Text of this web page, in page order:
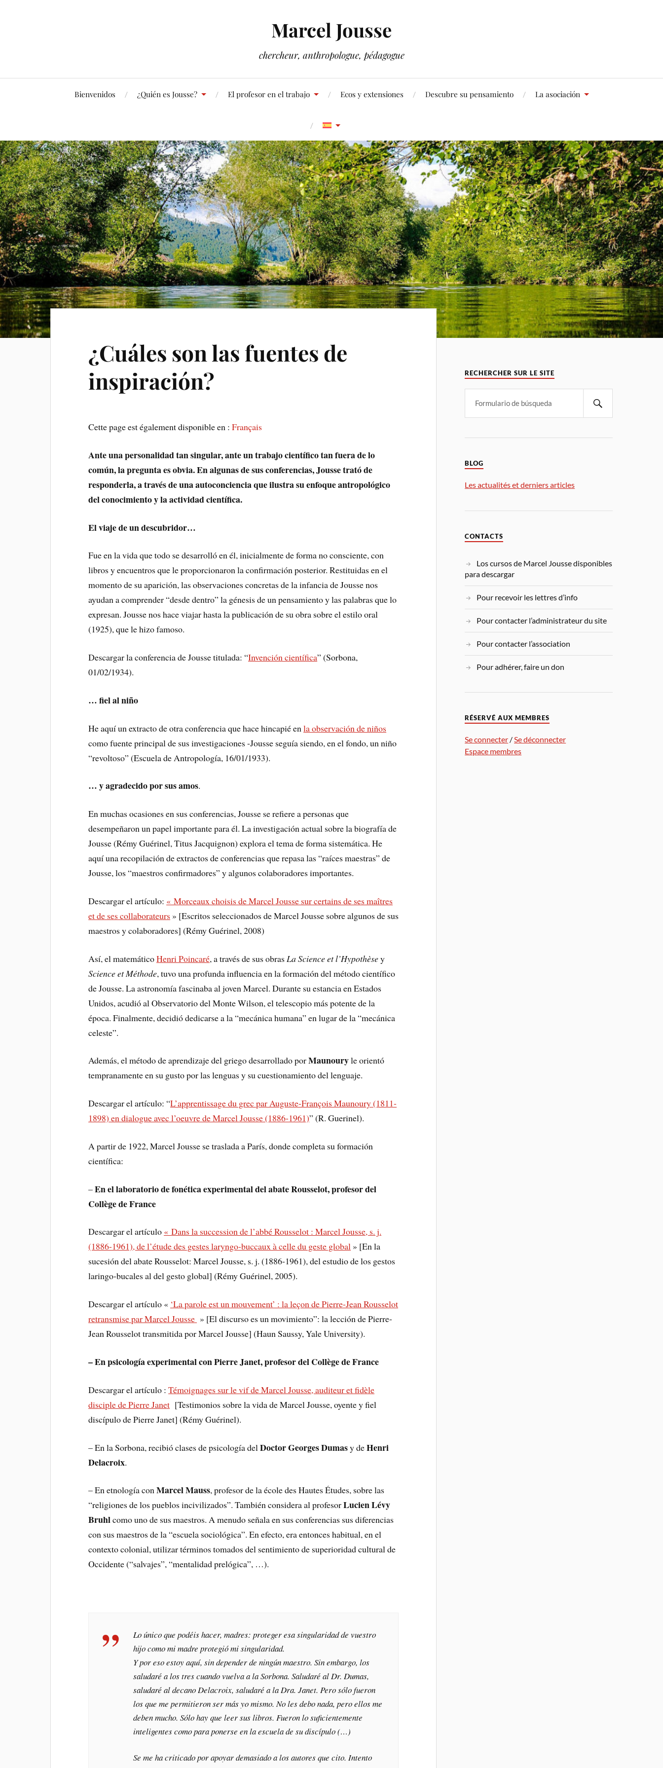
Marcel Jousse
chercheur, anthropologue, pédagogue
Bienvenidos ¿Quién es Jousse? El profesor en el trabajo Ecos y extensiones Descubre su pensamiento La asociación
¿Cuáles son las fuentes de
inspiración?
Cette page est également disponible en :Français
Ante una personalidad tan singular, ante un trabajo científico tan fuera de lo
común, la pregunta es obvia. En algunas de sus conferencias, Jousse trató de
responderla, a través de una autoconciencia que ilustra su enfoque antropológico
del conocimiento y la actividad científica.
El viaje de un descubridor…
Fue en la vida que todo se desarrolló en él, inicialmente de forma no consciente, con
libros y encuentros que le proporcionaron la confirmación posterior. Restituidas en el
momento de su aparición, las observaciones concretas de la infancia de Jousse nos
ayudan a comprender “desde dentro” la génesis de un pensamiento y las palabras que lo
expresan. Jousse nos hace viajar hasta la publicación de su obra sobre el estilo oral
(1925), que le hizo famoso.
Descargar la conferencia de Jousse titulada: “Invención científica” (Sorbona,
01/02/1934).
… fiel al niño
He aquí un extracto de otra conferencia que hace hincapié enla observación de niños
como fuente principal de sus investigaciones -Jousse seguía siendo, en el fondo, un niño
“revoltoso” (Escuela de Antropología, 16/01/1933).
… y agradecido por sus amos.
En muchas ocasiones en sus conferencias, Jousse se refiere a personas que
desempeñaron un papel importante para él. La investigación actual sobre la biografía de
Jousse (Rémy Guérinel, Titus Jacquignon) explora el tema de forma sistemática. He
aquí una recopilación de extractos de conferencias que repasa las “raíces maestras” de
Jousse, los “maestros confirmadores” y algunos colaboradores importantes.
Descargar el artículo: «Morceaux choisis de Marcel Jousse sur certains de ses maîtres
et de ses collaborateurs » [Escritos seleccionados de Marcel Jousse sobre algunos de sus
maestros y colaboradores] (Rémy Guérinel, 2008)
Así, el matemáticoHenri Poincaré, a través de sus obras La Science et l’Hypothèsey
Science et Méthode, tuvo una profunda influencia en la formación del método científico
de Jousse. La astronomía fascinaba al joven Marcel. Durante su estancia en Estados
Unidos, acudió al Observatorio del Monte Wilson, el telescopio más potente de la
época. Finalmente, decidió dedicarse a la “mecánica humana” en lugar de la “mecánica
celeste”.
Además, el método de aprendizaje del griego desarrollado porMaunouryle orientó
tempranamente en su gusto por las lenguas y su cuestionamiento del lenguaje.
Descargar el artículo: “L’apprentissage du grec par Auguste-François Maunoury (1811-
1898) en dialogue avec l’oeuvre de Marcel Jousse (1886-1961)” (R. Guerinel).
A partir de 1922, Marcel Jousse se traslada a París, donde completa su formación
científica:
–En el laboratorio de fonética experimental del abate Rousselot, profesor del
Collège de France
Descargar el artículo «Dans la succession de l’abbé Rousselot : Marcel Jousse, s. j.
(1886-1961), de l’étude des gestes laryngo-buccaux à celle du geste global » [En la
sucesión del abate Rousselot: Marcel Jousse, s. j. (1886-1961), del estudio de los gestos
laringo-bucales al del gesto global] (Rémy Guérinel, 2005).
Descargar el artículo « ‘La parole est un mouvement’ : la leçon de Pierre-Jean Rousselot
retransmise par Marcel Jousse » [El discurso es un movimiento”: la lección de Pierre-
Jean Rousselot transmitida por Marcel Jousse] (Haun Saussy, Yale University).
– En psicología experimental con Pierre Janet, profesor del Collège de France
Descargar el artículo :Témoignages sur le vif de Marcel Jousse, auditeur et fidèle
disciple de Pierre Janet [Testimonios sobre la vida de Marcel Jousse, oyente y fiel
discípulo de Pierre Janet] (Rémy Guérinel).
– En la Sorbona, recibió clases de psicología delDoctor Georges Dumasy deHenri
Delacroix.
– En etnología conMarcel Mauss, profesor de la école des Hautes Études, sobre las
“religiones de los pueblos incivilizados”. También considera al profesorLucien Lévy
Bruhlcomo uno de sus maestros. A menudo señala en sus conferencias sus diferencias
con sus maestros de la “escuela sociológica”. En efecto, era entonces habitual, en el
contexto colonial, utilizar términos tomados del sentimiento de superioridad cultural de
Occidente (“salvajes”, “mentalidad prelógica”, …).
Lo único que podéis hacer, madres: proteger esa singularidad de vuestro
hijo como mi madre protegió mi singularidad.
Y por eso estoy aquí, sin depender de ningún maestro. Sin embargo, los
saludaré a los tres cuando vuelva a la Sorbona. Saludaré al Dr. Dumas,
saludaré al decano Delacroix, saludaré a la Dra. Janet. Pero sólo fueron
los que me permitieron ser más yo mismo. No les debo nada, pero ellos me
deben mucho. Sólo hay que leer sus libros. Fueron lo suficientemente
inteligentes como para ponerse en la escuela de su discípulo (…)
Se me ha criticado por apoyar demasiado a los autores que cito. Intento
RECHERCHER SUR LE SITE
BLOG
Les actualités et derniers articles
CONTACTS
Los cursos de Marcel Jousse disponibles
para descargar
Pour recevoir les lettres d’info
Pour contacter l’administrateur du site
Pour contacter l’association
Pour adhérer, faire un don
RÉSERVÉ AUX MEMBRES
Se connecter /Se déconnecter
Espace membres